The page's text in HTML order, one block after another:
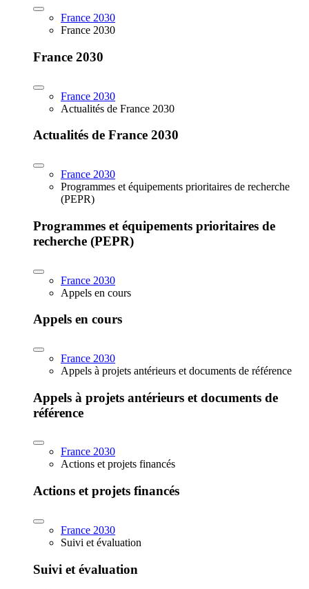
France 2030
France 2030
France 2030
France 2030
Actualités de France 2030
Actualités de France 2030
France 2030
Programmes et équipements prioritaires de recherche
(PEPR)
Programmes et équipements prioritaires de
recherche (PEPR)
France 2030
Appels en cours
Appels en cours
France 2030
Appels à projets antérieurs et documents de référence
Appels à projets antérieurs et documents de
référence
France 2030
Actions et projets financés
Actions et projets financés
France 2030
Suivi et évaluation
Suivi et évaluation